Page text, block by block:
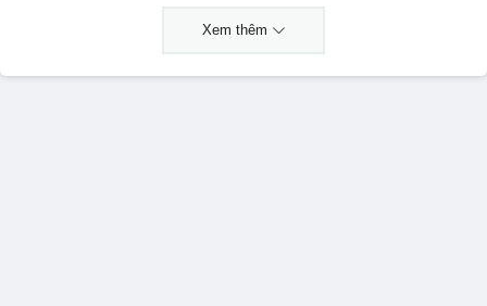
Xem thêm